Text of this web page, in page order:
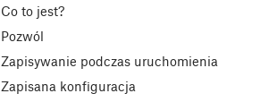
Co to jest?
Pozwól
Zapisywanie podczas uruchomienia
Zapisana konfiguracja